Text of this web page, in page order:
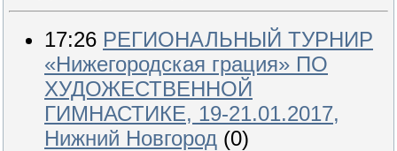
17:26 РЕГИОНАЛЬНЫЙ ТУРНИР
«Нижегородская грация» ПО
ХУДОЖЕСТВЕННОЙ
ГИМНАСТИКЕ, 19-21.01.2017,
Нижний Новгород (0)